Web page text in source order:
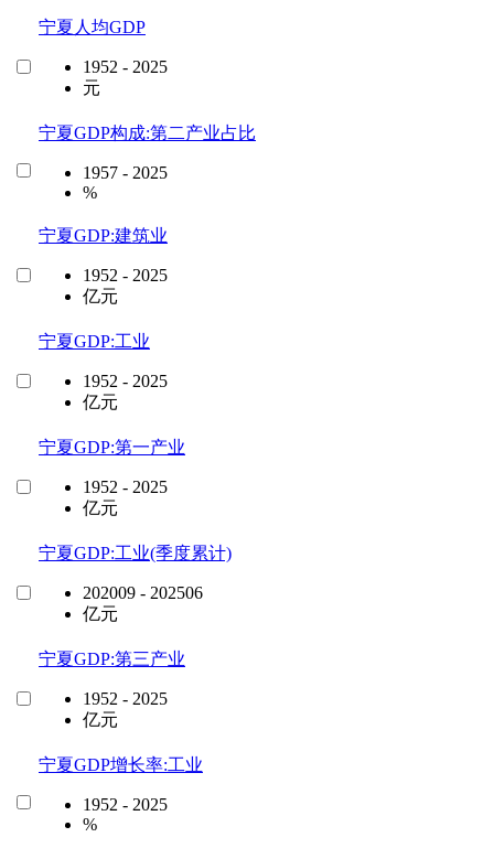
宁夏人均GDP
1952 - 2025
元
宁夏GDP构成:第二产业占比
1957 - 2025
%
宁夏GDP:建筑业
1952 - 2025
亿元
宁夏GDP:工业
1952 - 2025
亿元
宁夏GDP:第一产业
1952 - 2025
亿元
宁夏GDP:工业(季度累计)
202009 - 202506
亿元
宁夏GDP:第三产业
1952 - 2025
亿元
宁夏GDP增长率:工业
1952 - 2025
%